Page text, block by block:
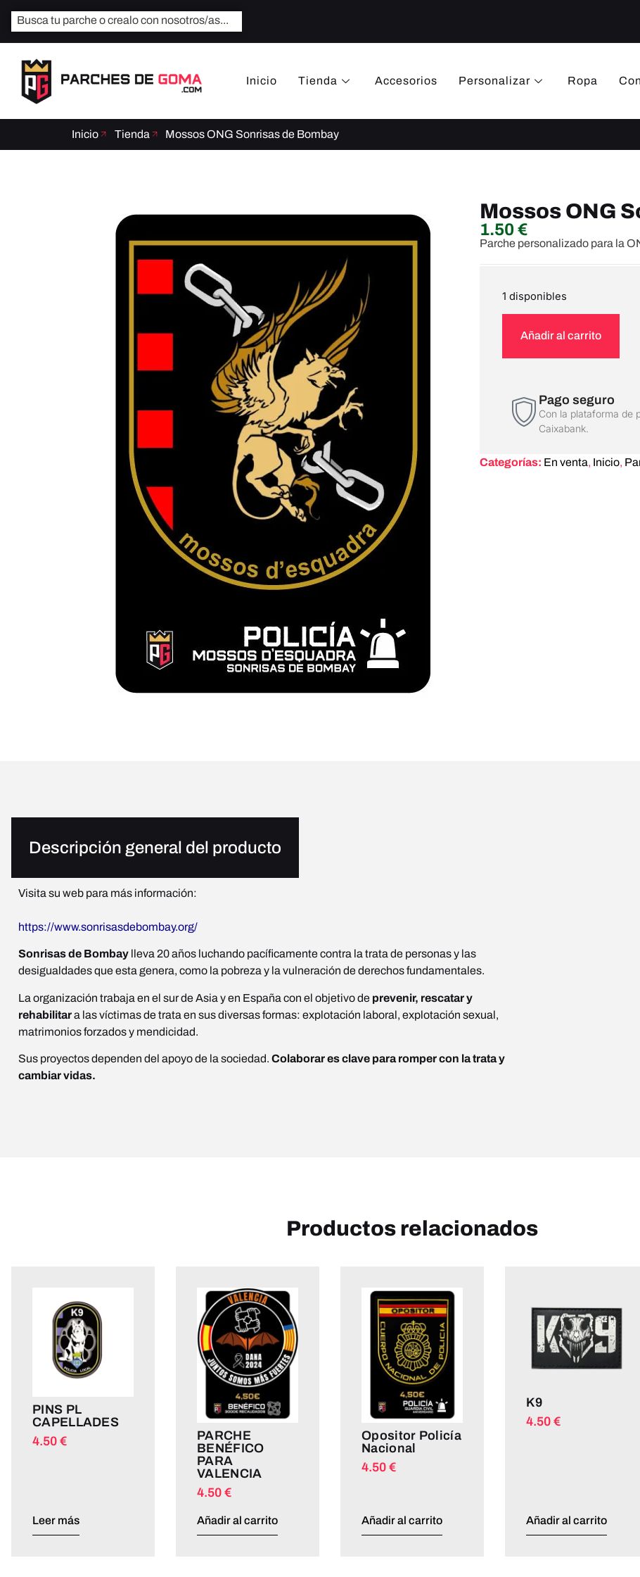
Inicio Tienda Accesorios Personalizar Ropa
Inicio Tienda Mossos ONG Sonrisas de Bombay
Mossos ONG
1.50€
Parche personalizado para la
1 disponibles
Añadir al carrito
Pago seguro
Con la plataforma de
Caixabank.
Categorías: En venta, Inicio,
Descripción general del producto
Visita su web para más información:
https://www.sonrisasdebombay.org/
Sonrisas de Bombay lleva 20 años luchando pacíficamente contra la trata de personas y las
desigualdades que esta genera, como la pobreza y la vulneración de derechos fundamentales.
La organización trabaja en el sur de Asia y en España con el objetivo de prevenir, rescatar y
rehabilitara las víctimas de trata en sus diversas formas: explotación laboral, explotación sexual,
matrimonios forzados y mendicidad.
Sus proyectos dependen del apoyo de la sociedad. Colaborar es clave para romper con la trata y
cambiar vidas.
Productos relacionados
PINS PL
CAPELLADES
4.50 €
Leer más
PARCHE
BENÉFICO
PARA
VALENCIA
4.50 €
Añadir al carrito
Opositor Policía
Nacional
4.50 €
Añadir al carrito
K9
4.50 €
Añadir al carrito